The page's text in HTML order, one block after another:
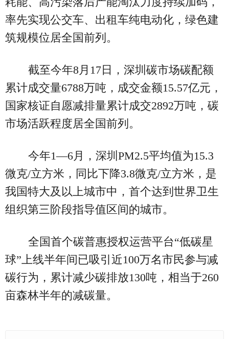
率先实现公交车、出租车纯电动化，绿色建
筑规模位居全国前列。
截至今年8月17日，深圳碳市场碳配额
累计成交量6788万吨，成交金额15.57亿元，
国家核证自愿减排量累计成交2892万吨，碳
市场活跃程度居全国前列。
今年1—6月，深圳PM2.5平均值为15.3
微克/立方米，同比下降3.8微克/立方米，是
我国特大及以上城市中，首个达到世界卫生
组织第三阶段指导值区间的城市。
全国首个碳普惠授权运营平台“低碳星
球”上线半年间已吸引近100万名市民参与减
碳行为，累计减少碳排放130吨，相当于260
亩森林半年的减碳量。